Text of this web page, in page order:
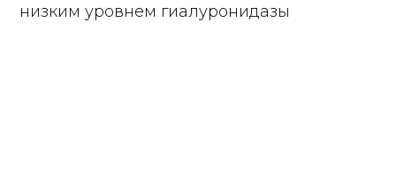
низким уровнем гиалуронидазы